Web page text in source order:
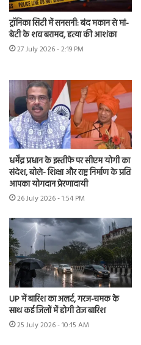
ट्रॉनिका सिटी में सनसनी: बंद मकान से मां-
बेटी के शव बरामद, हत्या की आशंका
27 July 2026 - 2:19 PM
धर्मेंद्र प्रधान के इस्तीफे पर सीएम योगी का
संदेश, बोले- शिक्षा और राष्ट्र निर्माण के प्रति
आपका योगदान प्रेरणादायी
26 July 2026 - 1:54 PM
UP में बारिश का अलर्ट, गरज-चमक के
साथ कई जिलों में होगी तेज बारिश
25 July 2026 - 10:15 AM